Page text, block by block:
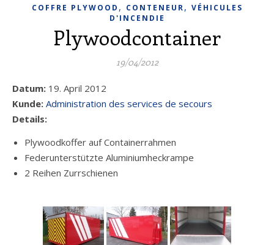
COFFRE PLYWOOD , CONTENEUR, VÉHICULES
D'INCENDIE
Plywoodcontainer
19/04/2012
Datum: 19. April 2012
Kunde: Administration des services de secours
Details:
Plywoodkoffer auf Containerrahmen
Federunterstützte Aluminiumheckrampe
2 Reihen Zurrschienen